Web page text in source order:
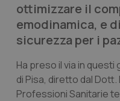
ottimizzare il
emodinamica, e
sicurezza per i
Ha preso il via in
di Pisa, diretto dal
Professioni Sanitarie